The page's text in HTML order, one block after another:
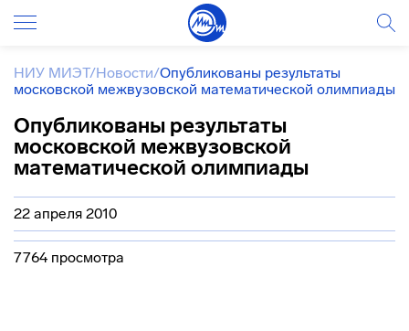
НИУ МИЭТ/Новости/Опубликованы результаты
московской межвузовской математической олимпиады
Опубликованы результаты
московской межвузовской
математической олимпиады
22 апреля 2010
7764 просмотра